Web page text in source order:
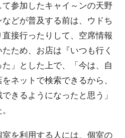
参加したキャイ～ンの天野
どが普及する前は、ウドち
接行ったりして、空席情報
ため、お店は『いつも行く
」とした上で、「今は、自
ネットで検索できるから、
きるようになったと思う」
を利用する人には、個室の